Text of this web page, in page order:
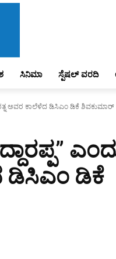
ಸಿನಿಮಾ ಸ್ಪೆಷಲ್ ವರದಿ
ಅವರ ಕಾಲೆಳೆದ ಡಿಸಿಎಂ ಡಿಕೆ ಶಿವಕುಮಾರ್‌
ಡಿಸಿಎಂ ಡಿಕೆ